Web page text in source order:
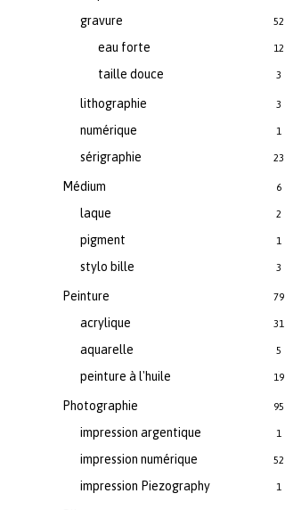
gravure 52
eau forte 12
taille douce 3
lithographie 3
numérique 1
sérigraphie 23
Médium 6
laque 2
pigment 1
stylo bille 3
Peinture 79
acrylique 31
aquarelle 5
peinture à l'huile 19
Photographie 95
impression argentique 1
impression numérique 52
impression Piezography 1